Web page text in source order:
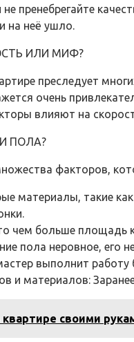
пренебрегайте
на неё ушло.
ИЛИ МИФ?
преследует
очень
влияют на
ПОЛА?
факторов,
материалы, такие
чем больше площадь
пола неровное,
выполнит работу
и материалов:
своими